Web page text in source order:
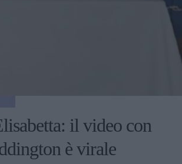
il video con
è virale